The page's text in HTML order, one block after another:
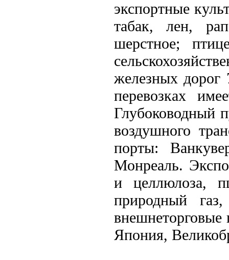
экспортные
табак, лен,
шерстное;
железных дорог
перевозках
Глубоководный
воздушного
порты:
Монреаль.
и целлюлоза,
природный
Япония,